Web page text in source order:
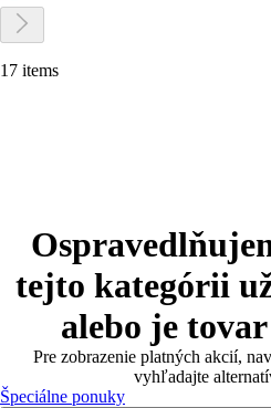
17 items
tejto kategórii
alebo je
Pre zobrazenie platných akcií,
vyhľadajte
Špeciálne ponuky